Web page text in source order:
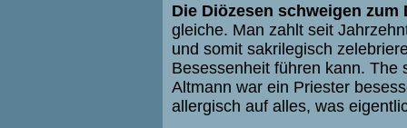
Die Diözesen schweigen zum
gleiche. Man zahlt seit
und somit sakrilegisch
Besessenheit führen kann. The
Altmann war ein Priester
allergisch auf alles, was